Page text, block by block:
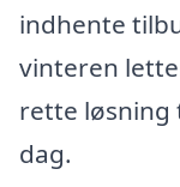
indhente
vinteren
rette løsning
dag.